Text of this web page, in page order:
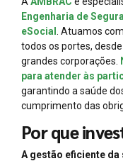
Engenharia de
eSocial
. Atuamos
todos os portes,
grandes corporações.
para atender às
garantindo a saúde
cumprimento das
Por que
A gestão eficiente